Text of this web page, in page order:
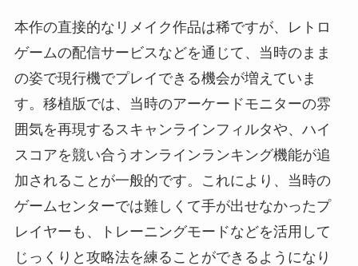
本作の直接的なリメイク作品は稀ですが、レトロ
ゲームの配信サービスなどを通じて、当時のまま
の姿で現行機でプレイできる機会が増えていま
す。移植版では、当時のアーケードモニターの雰
囲気を再現するスキャンラインフィルタや、ハイ
スコアを競い合うオンラインランキング機能が追
加されることが一般的です。これにより、当時の
ゲームセンターでは難しくて手が出せなかったプ
レイヤーも、トレーニングモードなどを活用して
じっくりと攻略法を練ることができるようになり